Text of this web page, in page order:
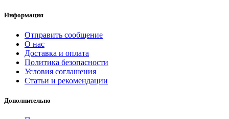
Информация
Отправить сообщение
О нас
Доставка и оплата
Политика безопасности
Условия соглашения
Статьи и рекомендации
Дополнительно